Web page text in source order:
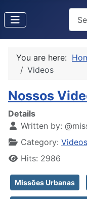
You are here:
Videos
Nossos
Details
Written by:
Category: Videos
Hits: 2986
Missões Urbanas